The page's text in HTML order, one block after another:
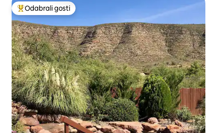
Među najviše rangiranima s oznakom „Odabrali gosti”
Odabrali gosti